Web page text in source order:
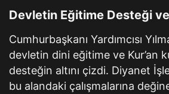
Devletin Eğitime Desteği ve
Cumhurbaşkanı Yardımcısı
devletin dini eğitime ve Kur’an
desteğin altını çizdi. Diyanet
bu alandaki çalışmalarına